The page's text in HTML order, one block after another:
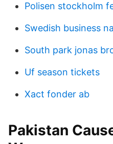
Polisen stockholm
Swedish business
South park jonas
Uf season tickets
Xact fonder ab
Pakistan